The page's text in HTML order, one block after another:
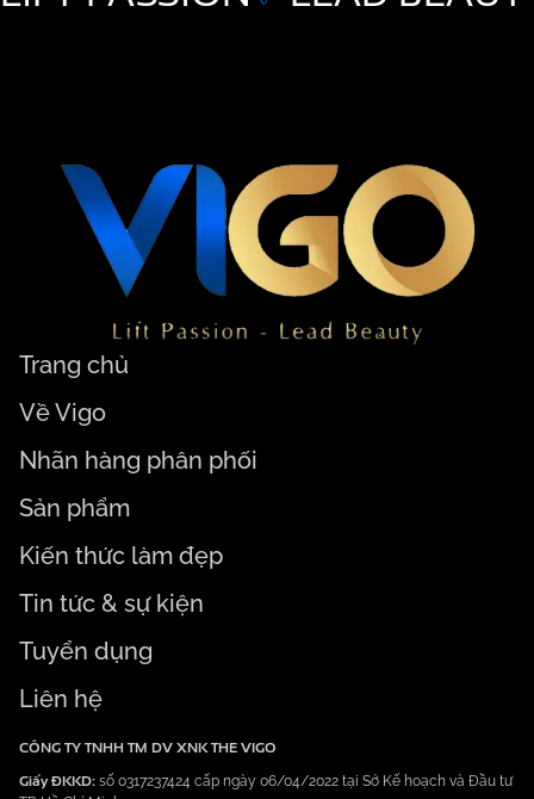
Trang chủ
Về Vigo
Nhãn hàng phân phối
Sản phẩm
Kiến thức làm đẹp
Tin tức & sự kiện
Tuyển dụng
Liên hệ
CÔNG TY TNHH TM DV XNK THE VIGO
Giấy ĐKKD: số 0317237424 cấp ngày 06/04/2022 tại Sở Kế hoạch và Đầu tư